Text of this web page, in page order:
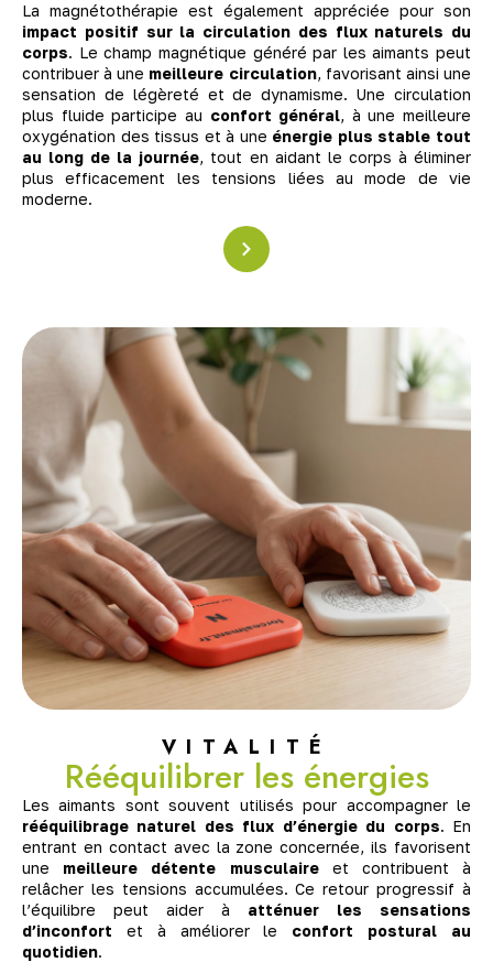
La magnétothérapie est également appréciée pour son
impact positif sur la circulation des flux naturels du
corps. Le champ magnétique généré par les aimants peut
contribuer à une meilleure circulation, favorisant ainsi une
sensation de légèreté et de dynamisme. Une circulation
plus fluide participe au confort général, à une meilleure
oxygénation des tissus et à une énergie plus stable tout
au long de la journée, tout en aidant le corps à éliminer
plus efficacement les tensions liées au mode de vie
moderne.
VITALITÉ
Rééquilibrer les énergies
Les aimants sont souvent utilisés pour accompagner le
rééquilibrage naturel des flux d’énergie du corps. En
entrant en contact avec la zone concernée, ils favorisent
une meilleure détente musculaireet contribuent à
relâcher les tensions accumulées. Ce retour progressif à
l’équilibre peut aider à atténuer les sensations
d’inconfort et à améliorer le confort postural au
quotidien.